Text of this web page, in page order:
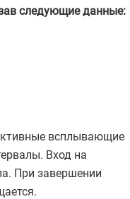
следующие данные:
всплывающие
Вход на
При завершении